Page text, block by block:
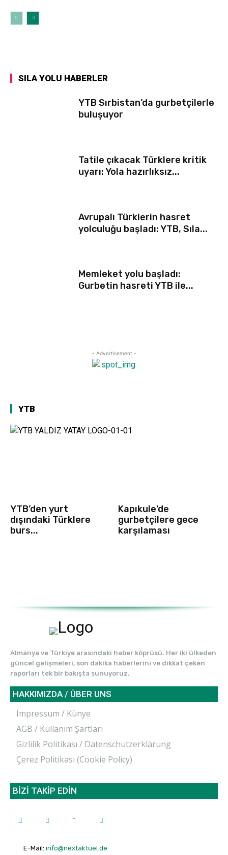
SILA YOLU HABERLER
YTB Sırbistan’da gurbetçilerle
buluşuyor
Tatile çıkacak Türklere kritik
uyarı: Yola hazırlıksız...
Avrupalı Türklerin hasret
yolculuğu başladı: YTB, Sıla...
Memleket yolu başladı:
Gurbetin hasreti YTB ile...
- Advertisement -
YTB
YTB’den yurt
dışındaki Türklere
burs...
Kapıkule’de
gurbetçilere gece
karşılaması
Almanya ve Türkiye arasındaki haber köprüsü. Her iki ülkeden
güncel gelişmeleri, son dakika haberlerini ve dikkat çeken
raporları tek bir bakışta sunuyoruz.
HAKKIMIZDA / ÜBER UNS
Impressum / Künye
AGB / Kullanım Şartları
Gizlilik Politikası / Datenschutzerklärung
Çerez Politikası (Cookie Policy)
BİZİ TAKİP EDİN
E-Mail: info@nextaktuel.de